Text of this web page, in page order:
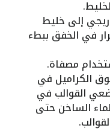
إلى خليط
في الخفق ببطء
مصفاة.
الكراميل في
القوالب في
الساخن حتى